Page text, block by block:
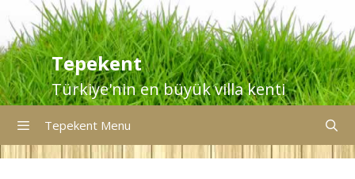
İçeriğe
atla
Tepekent
Türkiye'nin en büyük villa kenti
Tepekent Menu